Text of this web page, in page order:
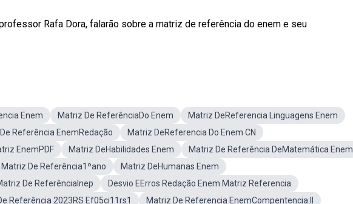
Rafa Dora, falarão sobre a matriz de referência do enem e seu
Enem Matriz De ReferênciaDo Enem
Matriz DeReferencia Linguagens Enem
Referência EnemRedação
Matriz DeReferencia Do Enem CN
EnemPDF Matriz DeHabilidades Enem
Matriz De Referência DeMatemática Enem
Matriz De Referência1ºano
Matriz DeHumanas Enem
De ReferênciaInep
Desvio EErros Redação Enem Matriz Referencia
Referência 2023RS Ef05ci11rs1 Matriz De Referencia EnemCompentencia II